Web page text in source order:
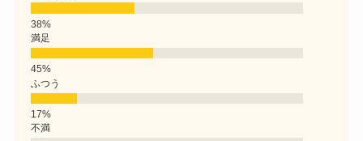
満足
ふつう
不満